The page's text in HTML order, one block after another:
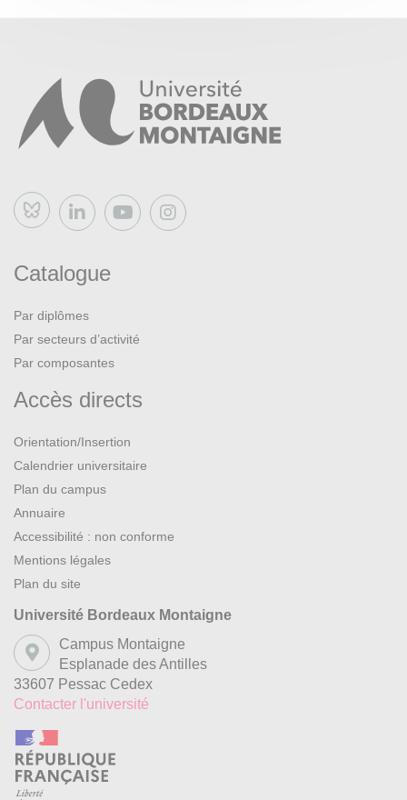
Bluesky
Catalogue
Par diplômes
Par secteurs d’activité
Par composantes
Accès directs
Orientation/Insertion
Calendrier universitaire
Plan du campus
Annuaire
Accessibilité : non conforme
Mentions légales
Plan du site
Université Bordeaux Montaigne
Campus Montaigne
Esplanade des Antilles
33607 Pessac Cedex
Contacter l'université